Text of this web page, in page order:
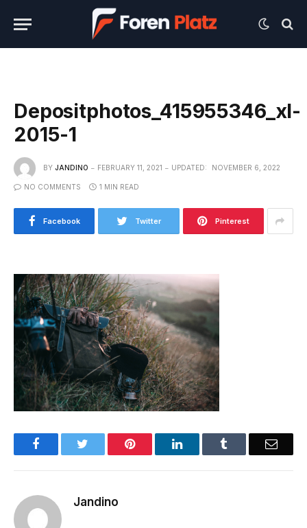
Depositphotos_415955346_xl-
2015-1
BY JANDINO FEBRUARY 11, 2021 UPDATED: NOVEMBER 6, 2022
NO COMMENTS 1 MIN READ
Facebook Twitter Pinterest
Facebook Pinterest LinkedIn Email
Jandino